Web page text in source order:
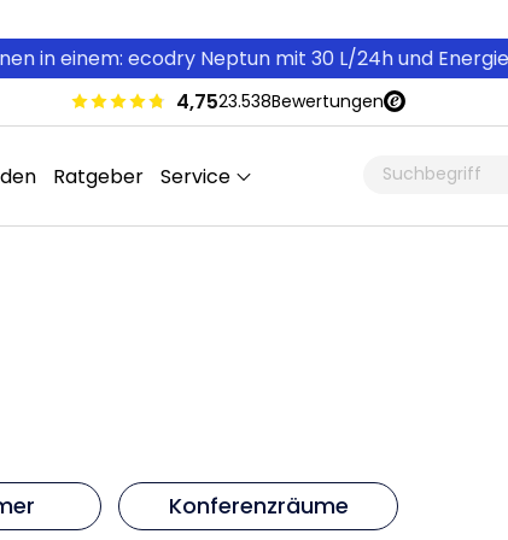
in einem: ecodry Neptun mit 30 L/24h und
4,7523.538Bewertungen
Ratgeber Service
Konferenzräume